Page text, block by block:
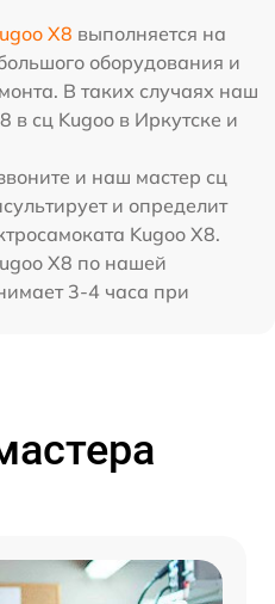
X8 выполняется на
оборудования и
В таких случаях наш
в сц Kugoo в Иркутске и
и наш мастер сц
и определит
Kugoo X8.
X8 по нашей
3-4 часа при